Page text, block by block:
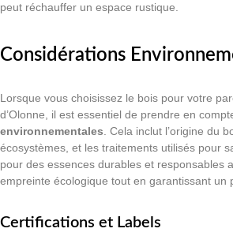
peut réchauffer un espace rustique.
Considérations
Lorsque vous choisissez le bois pour votre
d’Olonne, il est essentiel de prendre en
environnementales. Cela inclut l’origine du
écosystèmes, et les traitements utilisés pour
pour des essences durables et responsables
empreinte écologique tout en garantissant un
Certifications et Labels